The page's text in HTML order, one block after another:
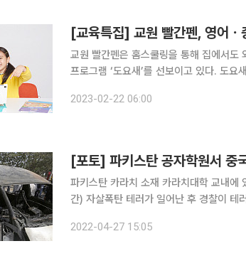
[교육특집] 교원 빨간펜, 영어
교원 빨간펜은 홈스쿨링을 통해 집에서도
프로그램 ‘도요새’를 선보이고 있다. 도요새는 3D 콘텐츠 기반의 온라인 앱과 오프라인 교재의 장점
화에 최적화된 학습 시스템도 갖췄다. 희망
2023-02-22 06:00
[포토] 파키스탄 공자학원서 중
파키스탄 카라치 소재 카라치대학 교내에
간) 자살폭탄 테러가 일어난 후 경찰이 테
자학원 차량에 다가간 후 폭발이 일어났다.
2022-04-27 15:05